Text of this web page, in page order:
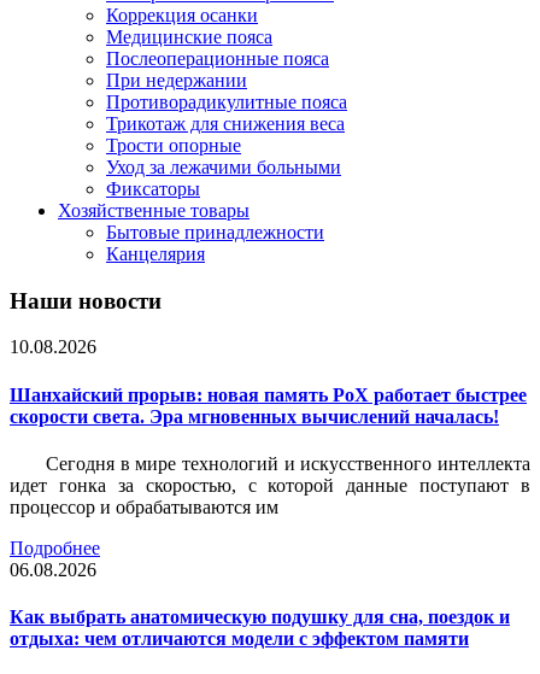
Коррекция осанки
Медицинские пояса
Послеоперационные пояса
При недержании
Противорадикулитные пояса
Трикотаж для снижения веса
Трости опорные
Уход за лежачими больными
Фиксаторы
Хозяйственные товары
Бытовые принадлежности
Канцелярия
Наши новости
10.08.2026
Шанхайский прорыв: новая память PoX работает быстрее
скорости света. Эра мгновенных вычислений началась!
Сегодня в мире технологий и искусственного интеллекта
идет гонка за скоростью, с которой данные поступают в
процессор и обрабатываются им
Подробнее
06.08.2026
Как выбрать анатомическую подушку для сна, поездок и
отдыха: чем отличаются модели с эффектом памяти